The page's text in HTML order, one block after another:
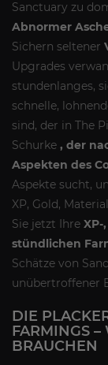
Sanctuary zu
Abnormer
Sichern seltener
Upgrades
stundenlanges,
schnelle,
sind, der in The
Schurke , der
Aspekten des
Aspekte sucht,
XP, Gold,
Sie jetzt Ihre XP-
stündlichen
Schätze von
unübertroffener
DIE
FARMINGS
BRAUCHEN